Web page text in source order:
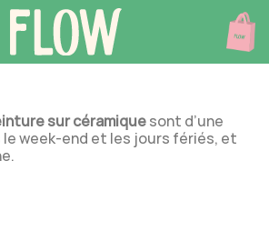
sur céramiquesont d’une
le week-end et les jours fériés, et